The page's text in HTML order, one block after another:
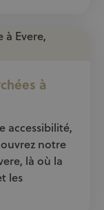
à
accessibilité,
notre
là où la
les